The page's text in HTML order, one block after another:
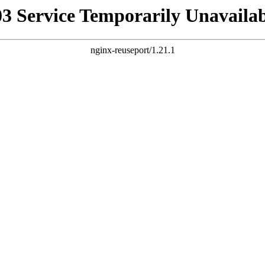
Service Temporarily
nginx-reuseport/1.21.1